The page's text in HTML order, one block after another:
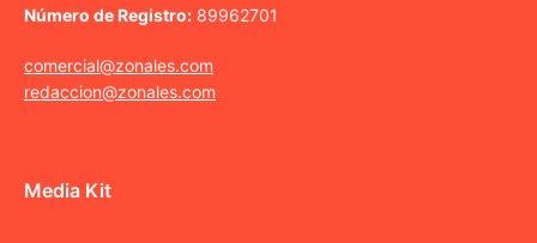
Número de Registro: 89962701
comercial@zonales.com
redaccion@zonales.com
Media Kit